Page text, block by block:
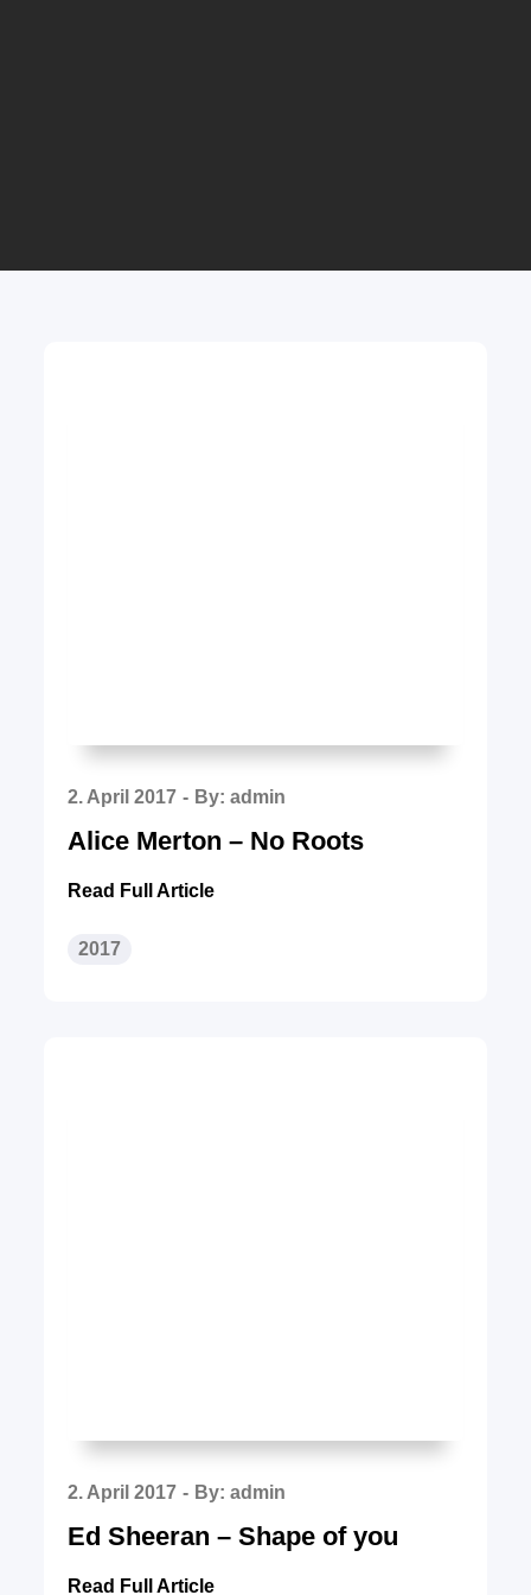
Posted
on
2. April 2017 By:admin
Alice Merton – No Roots
Read Full Article
2017
Posted
on
2. April 2017 By:admin
Ed Sheeran – Shape of you
Read Full Article